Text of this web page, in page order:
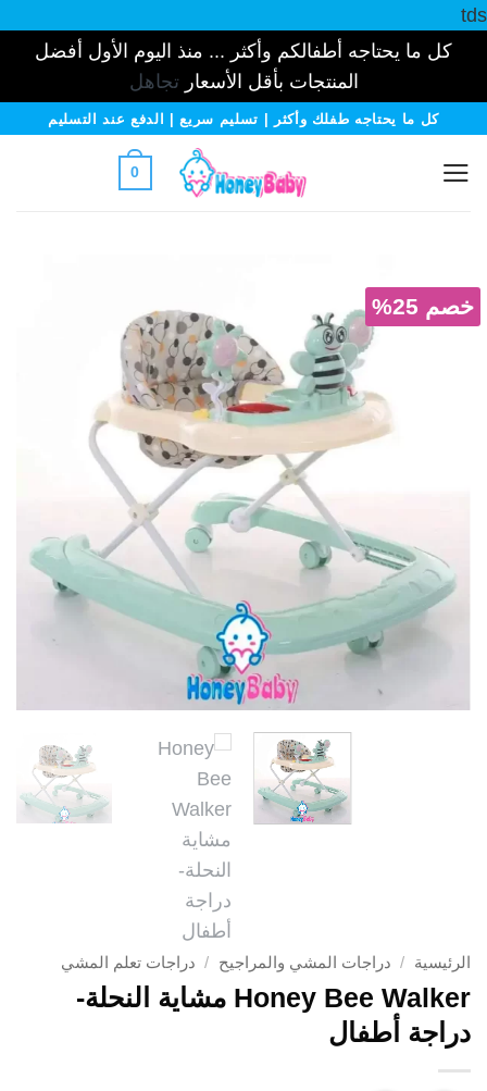
tds
كل ما يحتاجه أطفالكم وأكثر ... منذ اليوم الأول أفضل
المنتجات بأقل الأسعارتجاهل
تخطيكل ما يحتاجه طفلك وأكثر | تسليم سريع | الدفع عند التسليم
0
خصم 25%
الرئيسية / دراجات المشي والمراجيح / دراجات تعلم المشي
Honey Bee Walker مشاية النحلة-
دراجة أطفال